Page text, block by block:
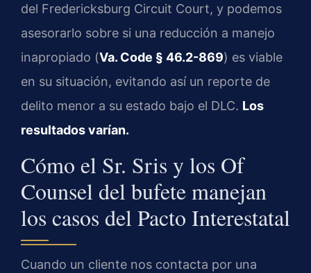
del Fredericksburg Circuit Court, y podemos
asesorarlo sobre si una reducción a manejo
inapropiado (Va. Code § 46.2-869) es viable
en su situación, evitando así un reporte de
delito menor a su estado bajo el DLC. Los
resultados varían.
Cómo el Sr. Sris y los Of
Counsel del bufete manejan
los casos del Pacto Interestatal
Cuando un cliente nos contacta por una